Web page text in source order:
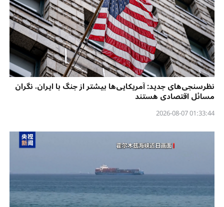
نظرسنجی‌‌های جدید: آمریکایی‌ها بیشتر از جنگ با ایران، نگران
مسائل اقتصادی هستند
01:33:44 2026-08-07